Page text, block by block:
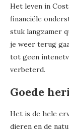
Het leven in
financiële
stuk langzamer
je weer terug
tot geen
verbeterd.
Goede
Het is de hele
dieren en de